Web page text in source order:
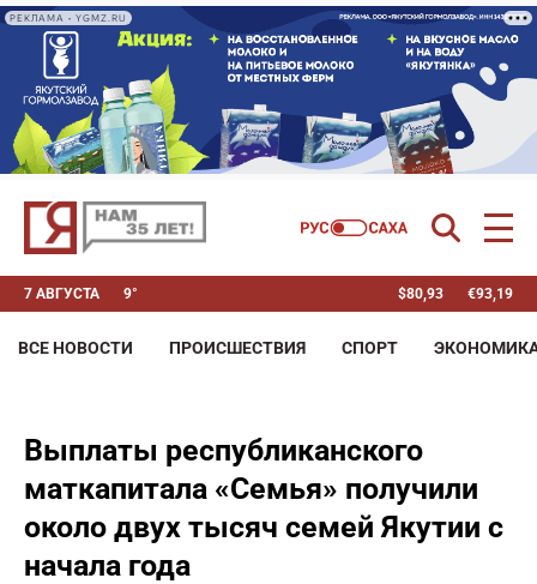
РЕКЛАМА • YGMZ.RU
7 АВГУСТА 9° $80,93 €93,19
ВСЕ НОВОСТИ ПРОИСШЕСТВИЯ СПОРТ
Выплаты республиканского
маткапитала «Семья» получили
около двух тысяч семей Якутии с
начала года